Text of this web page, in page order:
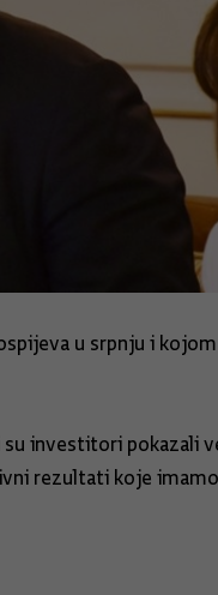
u srpnju i
investitori pokazali
rezultati koje